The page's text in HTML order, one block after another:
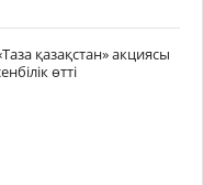
қазақстан» акциясы
өтті